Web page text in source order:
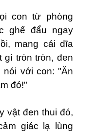
con từ phòng
ghế đẩu ngay
mang cái dĩa
gì tròn tròn, đen
nói với con: "Ăn
đó!"
vật đen thui đó,
giác lạ lùng